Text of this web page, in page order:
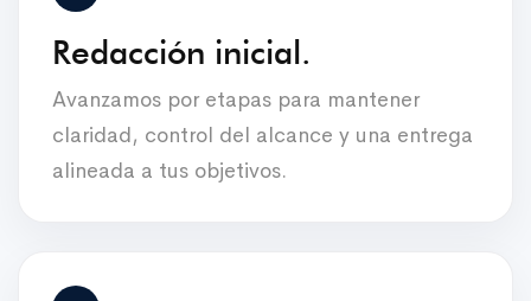
Redacción inicial.
Avanzamos por etapas para mantener
claridad, control del alcance y una entrega
alineada a tus objetivos.